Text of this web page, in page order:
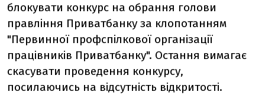
блокувати конкурс на обрання голови
правління Приватбанку за клопотанням
"Первинної профспілкової організації
працівників Приватбанку". Остання вимагає
скасувати проведення конкурсу,
посилаючись на відсутність відкритості.